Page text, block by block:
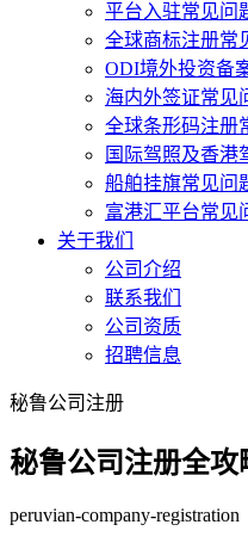
平台入驻常见问
全球商标注册常
ODI境外投资备
海内外签证常见
全球条形码注册
国际驾照及香港
船舶挂旗常见问
富港汇平台常见
关于我们
公司介绍
联系我们
公司资质
招聘信息
秘鲁公司注册
秘鲁公司注册全
peruvian-company-registration